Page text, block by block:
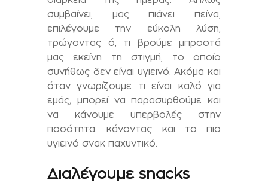
συμβαίνει, μας πιάνει πείνα,
επιλέγουμε την εύκολη λύση,
τρώγοντας ό, τι βρούμε μπροστά
μας εκείνη τη στιγμή, το οποίο
συνήθως δεν είναι υγιεινό. Ακόμα και
όταν γνωρίζουμε τι είναι καλό για
εμάς, μπορεί να παρασυρθούμε και
να κάνουμε υπερβολές στην
ποσότητα, κάνοντας και το πιο
υγιεινό σνακ παχυντικό.
Διαλέγουμε snacks